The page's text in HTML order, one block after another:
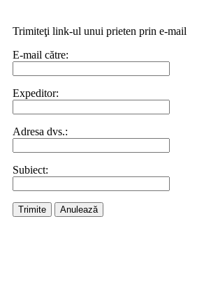
Trimiteţi link-ul unui prieten prin e-mail
E-mail către:
Expeditor:
Adresa dvs.:
Subiect:
Trimite Anulează